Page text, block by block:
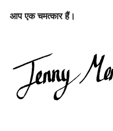
आप एक चमत्कार हैं।